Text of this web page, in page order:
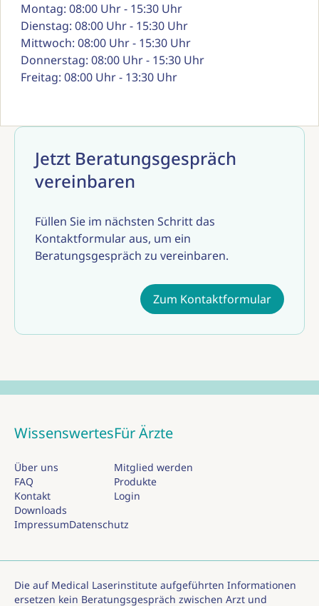
Montag: 08:00 Uhr - 15:30 Uhr
Dienstag: 08:00 Uhr - 15:30 Uhr
Mittwoch: 08:00 Uhr - 15:30 Uhr
Donnerstag: 08:00 Uhr - 15:30 Uhr
Freitag: 08:00 Uhr - 13:30 Uhr
Jetzt Beratungsgespräch
vereinbaren
Füllen Sie im nächsten Schritt das
Kontaktformular aus, um ein
Beratungsgespräch zu vereinbaren.
Zum Kontaktformular
Wissenswertes
Über uns
FAQ
Kontakt
Downloads
Für Ärzte
Mitglied werden
Produkte
Login
ImpressumDatenschutz
Die auf Medical Laserinstitute aufgeführten Informationen
ersetzen kein Beratungsgespräch zwischen Arzt und